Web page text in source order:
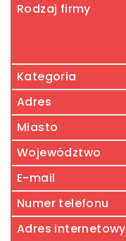
Rodzaj firmy
Kategoria
Adres
Miasto
Województwo
E-mail
Numer telefonu
Adres internetowy